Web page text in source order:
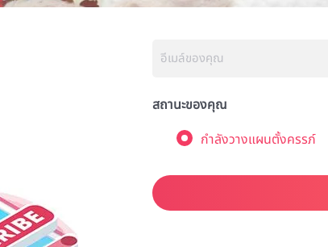
สถานะของคุณ
กำลังวางแผนตั้งครรภ์